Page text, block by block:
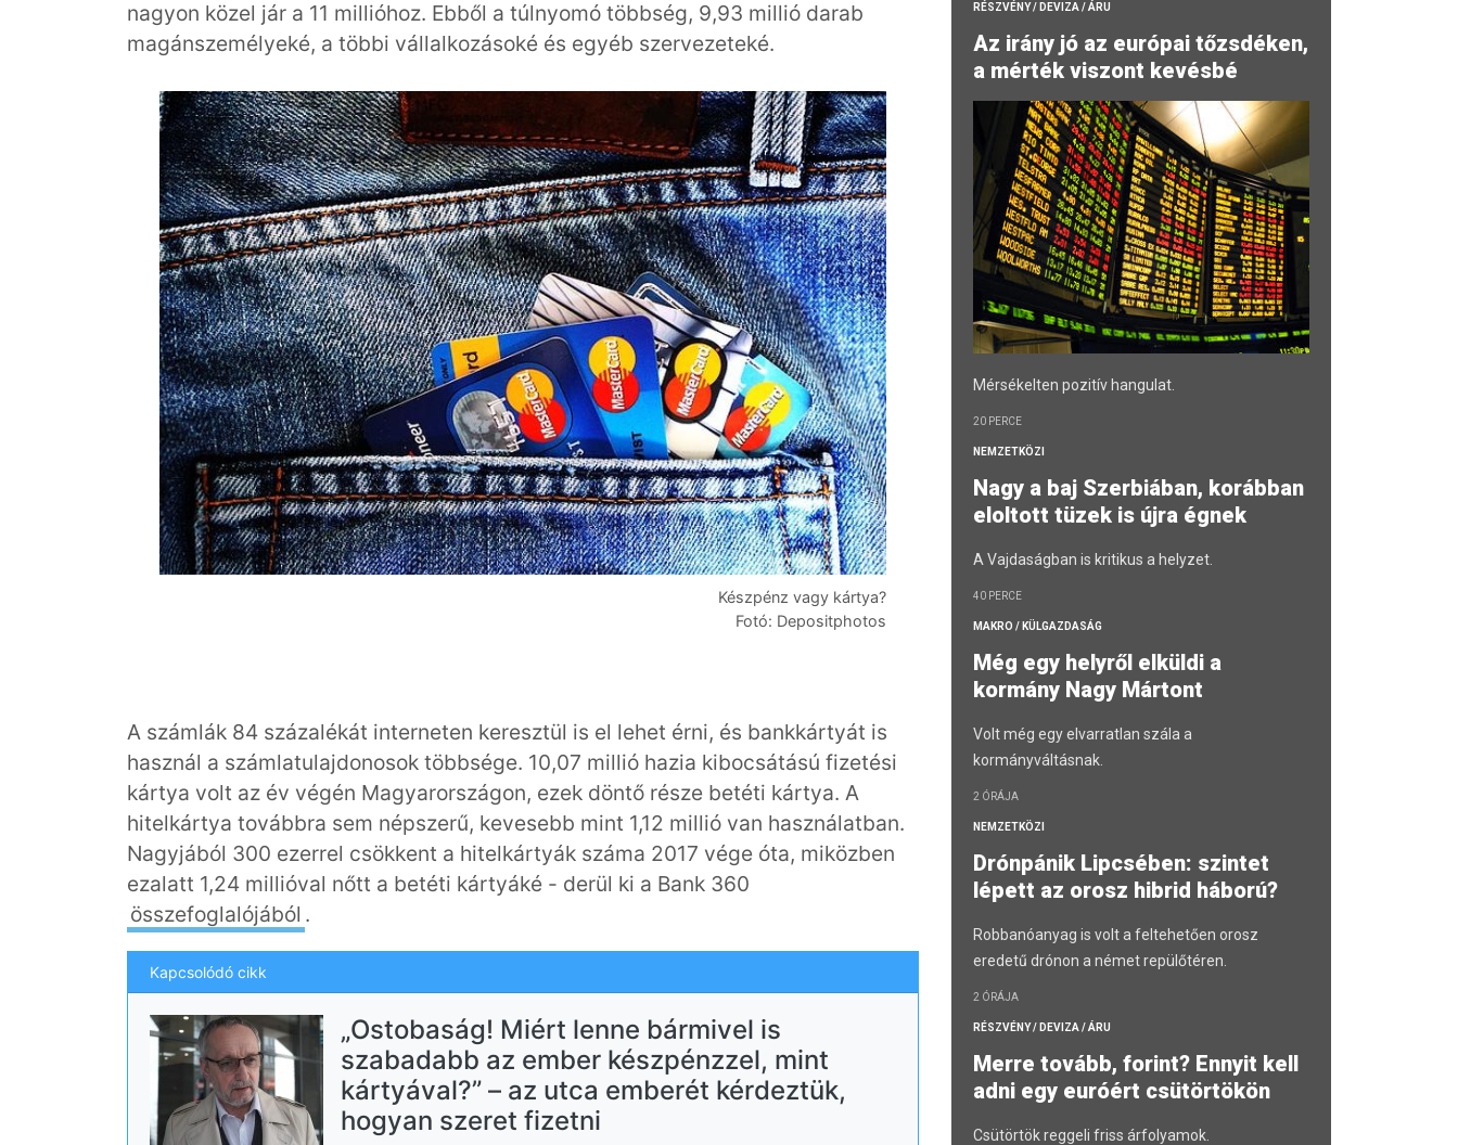
nagyon közel jár a 11 millióhoz. Ebből a túlnyomó többség, 9,93 millió darab
magánszemélyeké, a többi vállalkozásoké és egyéb szervezeteké.
Készpénz vagy kártya?
Fotó: Depositphotos
A számlák 84 százalékát interneten keresztül is el lehet érni, és bankkártyát is
használ a számlatulajdonosok többsége. 10,07 millió hazia kibocsátású fizetési
kártya volt az év végén Magyarországon, ezek döntő része betéti kártya. A
hitelkártya továbbra sem népszerű, kevesebb mint 1,12 millió van használatban.
Nagyjából 300 ezerrel csökkent a hitelkártyák száma 2017 vége óta, miközben
ezalatt 1,24 millióval nőtt a betéti kártyáké - derül ki a Bank 360
összefoglalójából .
Kapcsolódó cikk
„Ostobaság! Miért lenne bármivel is
szabadabb az ember készpénzzel, mint
kártyával?” – az utca emberét kérdeztük,
hogyan szeret fizetni
RÉSZVÉNY / DEVIZA / ÁRU
Az irány jó az európai tőzsdéken,
a mérték viszont kevésbé
Mérsékelten pozitív hangulat.
20 PERCE
NEMZETKÖZI
Nagy a baj Szerbiában, korábban
eloltott tüzek is újra égnek
A Vajdaságban is kritikus a helyzet.
40 PERCE
MAKRO / KÜLGAZDASÁG
Még egy helyről elküldi a
kormány Nagy Mártont
Volt még egy elvarratlan szála a
kormányváltásnak.
2 ÓRÁJA
NEMZETKÖZI
Drónpánik Lipcsében: szintet
lépett az orosz hibrid háború?
Robbanóanyag is volt a feltehetően orosz
eredetű drónon a német repülőtéren.
2 ÓRÁJA
RÉSZVÉNY / DEVIZA / ÁRU
Merre tovább, forint? Ennyit kell
adni egy euróért csütörtökön
Csütörtök reggeli friss árfolyamok.